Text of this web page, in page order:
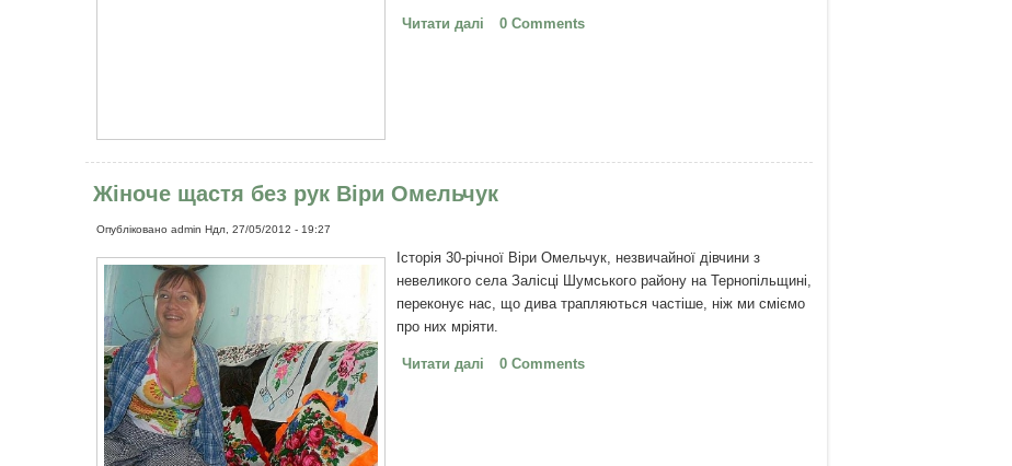
Читати далі про Поцілунок
0 Comments
Жіноче щастя без рук Віри Омельчук
Опублікованоadmin Ндл, 27/05/2012 - 19:27
Історія 30-річної Віри Омельчук, незвичайної дівчини з
невеликого села Залісці Шумського району на Тернопільщині,
переконує нас, що дива трапляються частіше, ніж ми сміємо
про них мріяти.
Читати далі про Жіноче щастя без рук Віри Омельчук
0 Comments